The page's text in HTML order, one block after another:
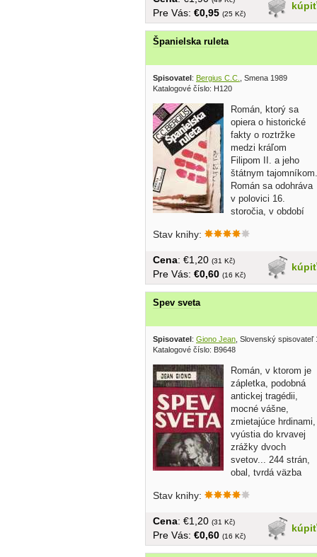
kúpiť
Pre Vás: €0,95 (25 Kč)
Španielska ruleta
Spisovatel: Bergius C.C.
, Smena 1989
Katalogové číslo: H120
Román, ktorý sa
opiera o historické
fakty o roztržke
medzi kráľom
Filipom II. a jeho
štátnym tajomníkom.
Román sa odohráva
v polovici 16.
storočia, v období
Stav knihy:
kúpiť
Cena: €1,20 (31 Kč)
Pre Vás: €0,60 (16 Kč)
Spev sveta
Spisovatel: Giono Jean , Slovenský spisovateľ
Katalogové číslo: B9648
Román, v ktorom je
zápletka, podobná
antickej tragédii,
mocné vášne,
zmietajúce hrdinami,
vyústia do krvavej
zrážky dvoch
svetov... 244 strán,
obal, tvrdá väzba
Stav knihy:
kúpiť
Cena: €1,20 (31 Kč)
Pre Vás: €0,60 (16 Kč)